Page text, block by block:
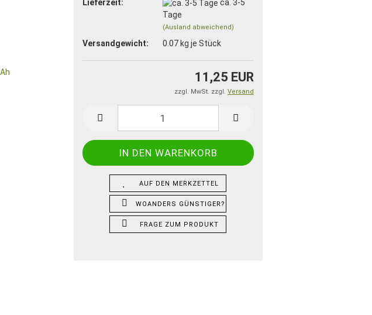
Lieferzeit:
ca. 3-5
Tage
(Ausland abweichend)
Versandgewicht: 0.07kg je Stück
11,25 EUR
zzgl. MwSt. zzgl. Versand
AUF DEN MERKZETTEL
WOANDERS GÜNSTIGER?
FRAGE ZUM PRODUKT